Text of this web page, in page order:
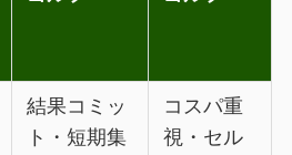
結果コミッ
ト・短期集
コスパ重
視・セル